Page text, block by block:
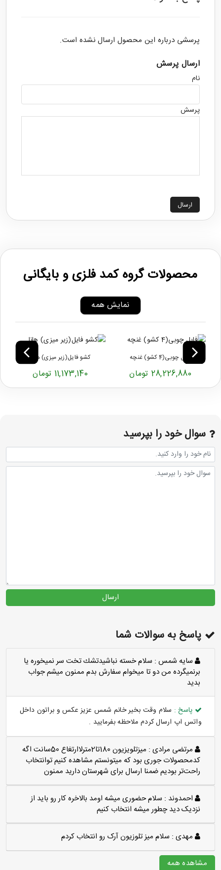
پرسشی درباره این محصول ارسال نشده است.
ارسال پرسش
نام
پرسش
ارسال
محصولات گروه کمد فلزی و بایگانی
نمایش همه
فایل چوبی(4 کشو) غنچه
28,226,880 تومان
کشو فایل(زیر میزی) هانا
11,173,140 تومان
سوال خود را بپرسید
ارسال
پاسخ به سوالات شما
سايه شمس : سلام خسته نباشيدتشك تخت سر نميخوره يا
برنميگرده من دو تا ميخوام سفارش بدم ممنون ميشم جواب
بديد
پاسخ : سلام وقت بخیر خانم شمس عزیز عکس و براتون داخل
واتس اپ ارسال کردم ملاحظه بفرمایید .
مرتضی مرادی :
میزتلویزیون 180تا2مترلاارتغاع 50سانت اگه
کدمحصولات جوری بود که میتونستم مشاهده کنیم توانتخاب
راحت‌تر بودیم ضمنا ارسال برای شهرستان دارید ممنون
احمدوند : سلام حضوری میشه اومد بالاخره کار رو باید از
نزدیک دید چطور میشه انتخاب کنیم
مهدی : سلام میز تلوزیون آرک رو انتخاب کردم
مشاهده همه